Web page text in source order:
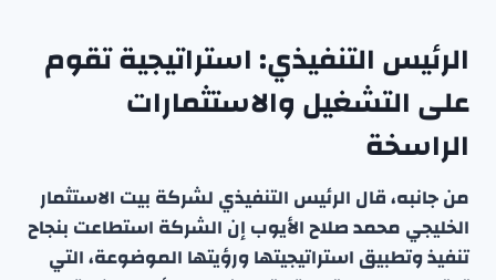
الرئيس التنفيذي: استراتيجية تقوم
على التشغيل والاستثمارات
الراسخة
من جانبه، قال الرئيس التنفيذي لشركة بيت الاستثمار
الخليجي محمد صلاح الأيوب إن الشركة استطاعت بنجاح
تنفيذ وتطبيق استراتيجيتها ورؤيتها الموضوعة، التي